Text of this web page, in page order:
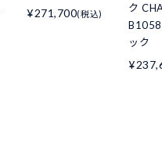
¥271,700(税込)
ク
ック